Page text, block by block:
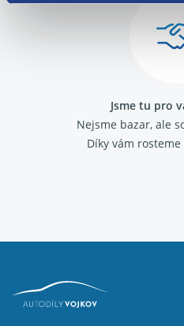
Jsme tu pro
Nejsme bazar, ale
Díky vám